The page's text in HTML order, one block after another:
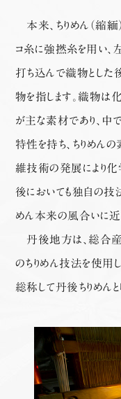
本来、ちりめん（縮緬
コ糸に強撚糸を用い
打ち込んで織物とした
物を指します。織物は
が主な素材であり、中
特性を持ち、ちりめん
維技術の発展により
後においても独自の技
めん本来の風合いに近
丹後地方は、総合
のちりめん技法を使用
総称して丹後ちりめんと